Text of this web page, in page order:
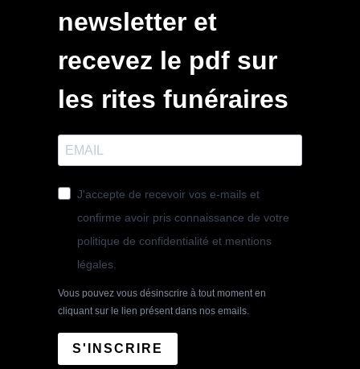
newsletter et
recevez le pdf sur
les rites funéraires
J'accepte de recevoir vos e-mails et
confirme avoir pris connaissance de votre
politique de confidentialité et mentions
légales.
Vous pouvez vous désinscrire à tout moment en
cliquant sur le lien présent dans nos emails.
S'INSCRIRE